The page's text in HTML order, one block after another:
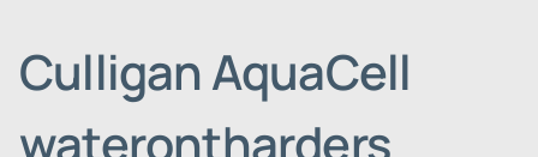
Culligan AquaCell
waterontharders